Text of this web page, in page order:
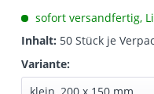
sofort versandfertig,
Inhalt: 50 Stück je
Variante: